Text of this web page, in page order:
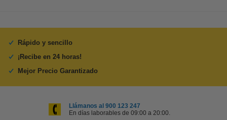
Rápido y sencillo
¡Recibe en 24 horas!
Mejor Precio Garantizado
Llámanos al 900 123 247
En días laborables de 09:00 a 20:00.